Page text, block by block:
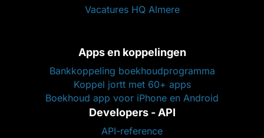
Vacatures HQ Almere
Apps en koppelingen
Bankkoppeling boekhoudprogramma
Koppel jortt met 60+ apps
Boekhoud app voor iPhone en Android
Developers - API
API-reference